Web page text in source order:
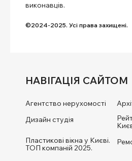
виконавців.
©2024-2025. Усі права захищені.
НАВІГАЦІЯ САЙТОМ
Агентство нерухомості
Дизайн студія
Пластикові вікна у Києві.
ТОП компаній 2025.